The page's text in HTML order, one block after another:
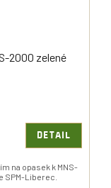
2000 zelené
DETAIL
na opasek k MNS-
SPM-Liberec.